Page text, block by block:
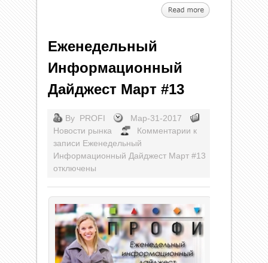
Еженедельный
Информационный
Дайджест Март #13
By PROFI
Мар-31-2017
Новости рынка
Комментарии к
записи Еженедельный
Информационный Дайджест Март #13
отключены